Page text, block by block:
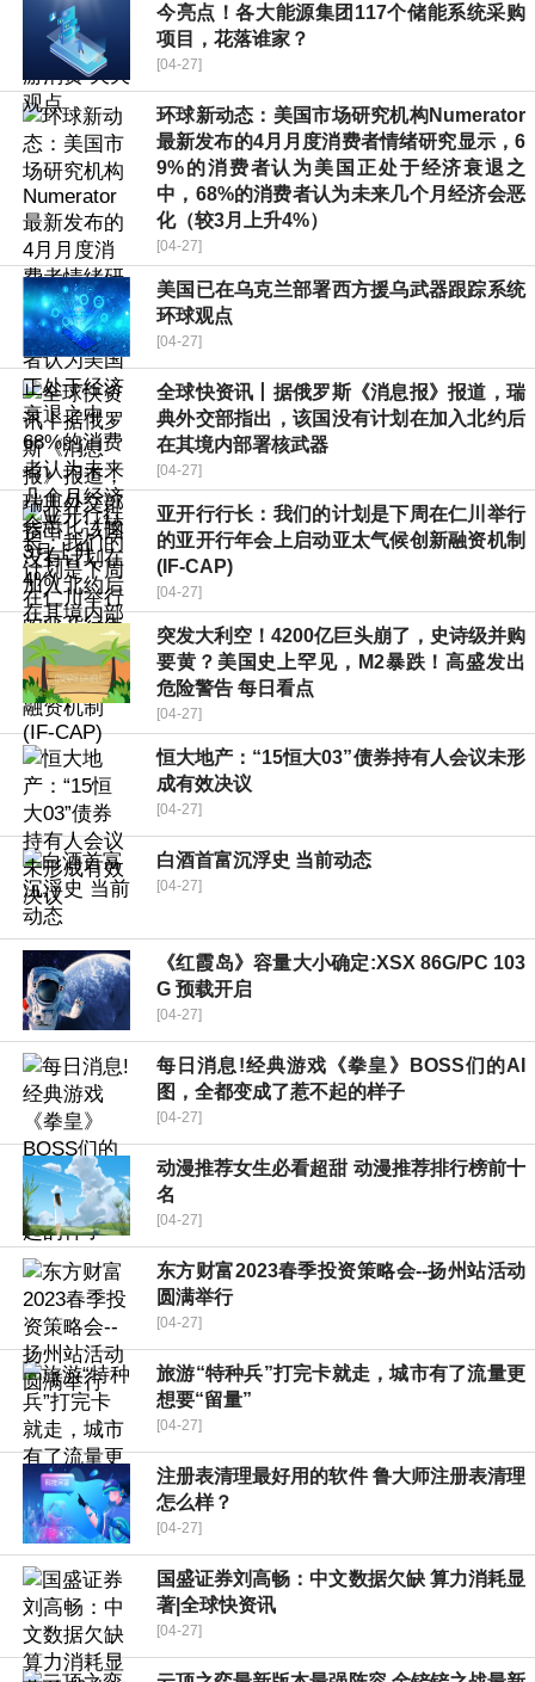
今亮点！各大能源集团117个储能系统采购
项目，花落谁家？
[04-27]
环球新动态：美国市场研究机构Numerator
最新发布的4月月度消费者情绪研究显示，6
9%的消费者认为美国正处于经济衰退之
中，68%的消费者认为未来几个月经济会恶
化（较3月上升4%）
[04-27]
美国已在乌克兰部署西方援乌武器跟踪系统
环球观点
[04-27]
全球快资讯丨据俄罗斯《消息报》报道，瑞
典外交部指出，该国没有计划在加入北约后
在其境内部署核武器
[04-27]
亚开行行长：我们的计划是下周在仁川举行
的亚开行年会上启动亚太气候创新融资机制
(IF-CAP)
[04-27]
突发大利空！4200亿巨头崩了，史诗级并购
要黄？美国史上罕见，M2暴跌！高盛发出
危险警告 每日看点
[04-27]
恒大地产：“15恒大03”债券持有人会议未形
成有效决议
[04-27]
白酒首富沉浮史 当前动态
[04-27]
《红霞岛》容量大小确定:XSX 86G/PC 103
G 预载开启
[04-27]
每日消息!经典游戏《拳皇》BOSS们的AI
图，全都变成了惹不起的样子
[04-27]
动漫推荐女生必看超甜 动漫推荐排行榜前十
名
[04-27]
东方财富2023春季投资策略会--扬州站活动
圆满举行
[04-27]
旅游“特种兵”打完卡就走，城市有了流量更
想要“留量”
[04-27]
注册表清理最好用的软件 鲁大师注册表清理
怎么样？
[04-27]
国盛证券刘高畅：中文数据欠缺 算力消耗显
著|全球快资讯
[04-27]